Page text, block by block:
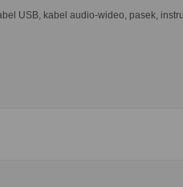
USB, kabel audio-wideo, pasek,